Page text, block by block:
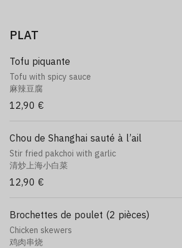
PLAT
Tofu piquante
Tofu with spicy sauce
麻辣豆腐
12,90 €
Chou de Shanghai sauté à l’ail
Stir fried pakchoi with garlic
清炒上海小白菜
12,90 €
Brochettes de poulet (2 pièces)
Chicken skewers
鸡肉串烧